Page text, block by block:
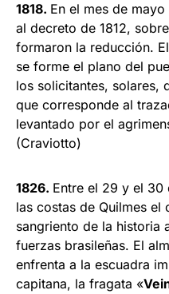
1818. En el mes de
al decreto de 1812,
for­maron la reducción.
se forme el plano del
los soli­citantes, solares,
que corresponde al
levantado por el
(Craviotto)
1826. Entre el 29 y el 30
las costas de Quilmes el
sangriento de la historia
fuerzas brasileñas. El
enfrenta a la escuadra
capitana, la fragata «